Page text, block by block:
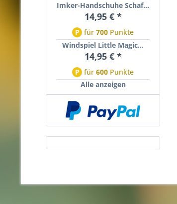
Imker-Handschuhe Schaf...
14,95 € *
P für 700 Punkte
Windspiel Little Magic...
14,95 € *
P für 600 Punkte
Alle anzeigen